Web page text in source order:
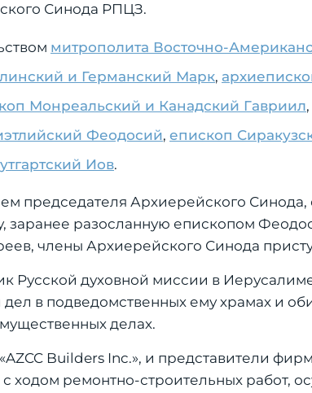
Синода РПЦЗ.
митрополита Восточно-
и Германский Марк,
Монреальский и Канадский Гавриил,
Феодосий, епископ
Иов.
председателя Архиерейского
заранее разосланную епископом
члены Архиерейского Синода
Русской духовной миссии в
в подведомственных ему храмах и
делах.
Builders Inc.», и представители
ходом ремонтно-строительных работ,